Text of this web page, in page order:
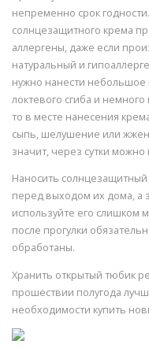
непременно срок
солнцезащитного крема
аллергены, даже если
натуральный и
нужно нанести небольшое
локтевого сгиба и
то в месте нанесения
сыпь, шелушение или
значит, через сутки
Наносить
перед выходом их дома, а
используйте его слишком
после прогулки
обработаны.
Хранить открытый тюбик
прошествии полугода
необходимости купить